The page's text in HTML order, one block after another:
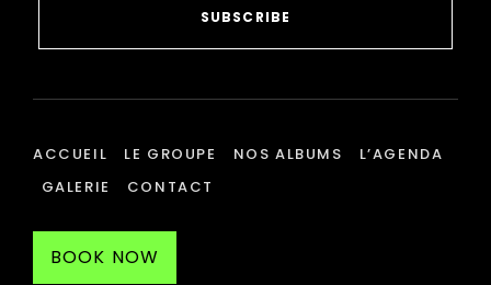
SUBSCRIBE
ACCUEIL LE GROUPE NOS ALBUMS
L’AGENDA
GALERIE
CONTACT
BOOK NOW